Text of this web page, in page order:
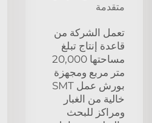
متقدمة
تعمل الشركة من
قاعدة إنتاج تبلغ
مساحتها 20,000
متر مربع ومجهزة
بورش عمل SMT
خالية من الغبار
ومراكز للبحث